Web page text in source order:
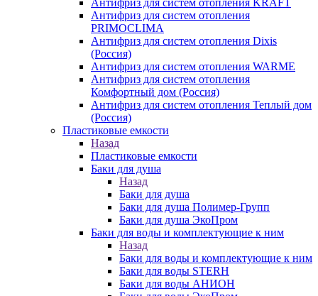
Антифриз для систем отопления KRAFT
Антифриз для систем отопления
PRIMOCLIMA
Антифриз для систем отопления Dixis
(Россия)
Антифриз для систем отопления WARME
Антифриз для систем отопления
Комфортный дом (Россия)
Антифриз для систем отопления Теплый дом
(Россия)
Пластиковые емкости
Назад
Пластиковые емкости
Баки для душа
Назад
Баки для душа
Баки для душа Полимер-Групп
Баки для душа ЭкоПром
Баки для воды и комплектующие к ним
Назад
Баки для воды и комплектующие к ним
Баки для воды STERH
Баки для воды АНИОН